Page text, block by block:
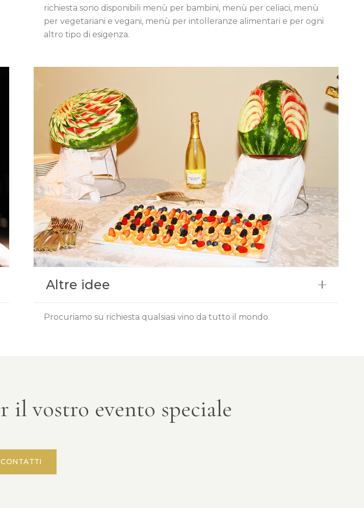
richiesta sono disponibili menù per bambini, menù per celiaci, menù
per vegetariani e vegani, menù per intolleranze alimentari e per ogni
altro tipo di esigenza.
Altre idee
Procuriamo su richiesta qualsiasi vino da tutto il mondo.
il vostro evento speciale
CONTATTI